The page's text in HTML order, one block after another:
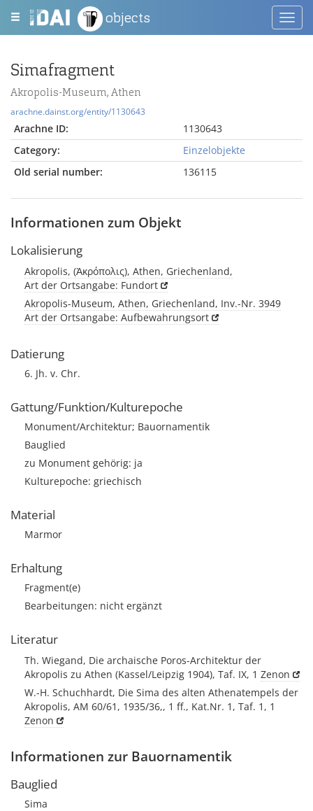
objects
Simafragment
Akropolis-Museum, Athen
arachne.dainst.org/entity/1130643
Arachne ID:
1130643
Category:
Einzelobjekte
Old serial number:
136115
Informationen zum Objekt
Lokalisierung
Akropolis, (Ἀκρόπολις), Athen, Griechenland,
Art der Ortsangabe: Fundort
Akropolis-Museum, Athen, Griechenland, Inv.-Nr. 3949
Art der Ortsangabe: Aufbewahrungsort
Datierung
6. Jh. v. Chr.
Gattung/Funktion/Kulturepoche
Monument/Architektur; Bauornamentik
Bauglied
zu Monument gehörig: ja
Kulturepoche: griechisch
Material
Marmor
Erhaltung
Fragment(e)
Bearbeitungen: nicht ergänzt
Literatur
Th. Wiegand, Die archaische Poros-Architektur der
Akropolis zu Athen (Kassel/Leipzig 1904), Taf. IX, 1 Zenon
W.-H. Schuchhardt, Die Sima des alten Athenatempels der
Akropolis, AM 60/61, 1935/36,, 1 ff., Kat.Nr. 1, Taf. 1, 1
Zenon
Informationen zur Bauornamentik
Bauglied
Sima